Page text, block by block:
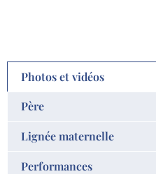
Photos et vidéos
Père
Lignée maternelle
Performances